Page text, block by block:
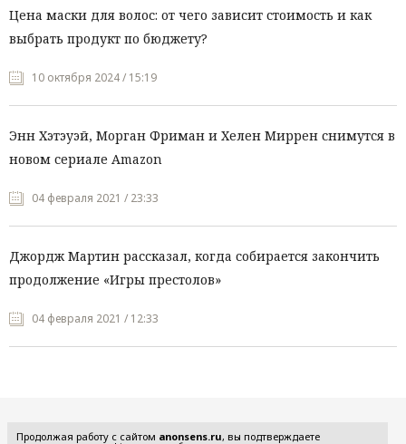
Цена маски для волос: от чего зависит стоимость и как
выбрать продукт по бюджету?
10 октября 2024 / 15:19
Энн Хэтэуэй, Морган Фриман и Хелен Миррен снимутся в
новом сериале Amazon
04 февраля 2021 / 23:33
Джордж Мартин рассказал, когда собирается закончить
продолжение «Игры престолов»
04 февраля 2021 / 12:33
Продолжая работу с сайтом anonsens.ru, вы подтверждаете